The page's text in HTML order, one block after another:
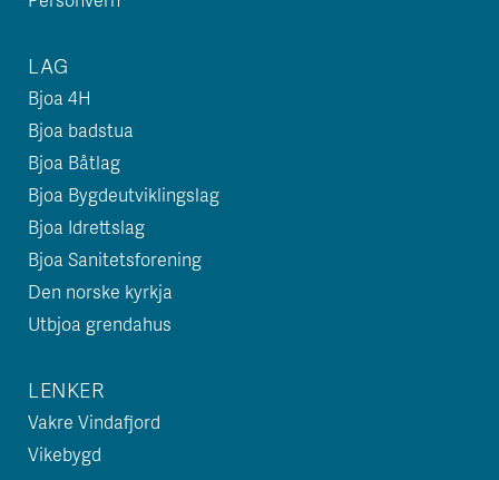
LAG
Bjoa 4H
Bjoa badstua
Bjoa Båtlag
Bjoa Bygdeutviklingslag
Bjoa Idrettslag
Bjoa Sanitetsforening
Den norske kyrkja
Utbjoa grendahus
LENKER
Vakre Vindafjord
Vikebygd